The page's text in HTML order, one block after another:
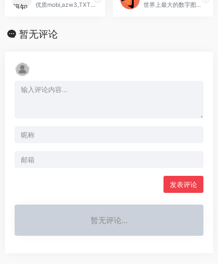
优质mobi,azw3,TXT,PDF,epub格式电子书分享站 世界上最大的数字图书馆。
暂无评论
发表评论
暂无评论...